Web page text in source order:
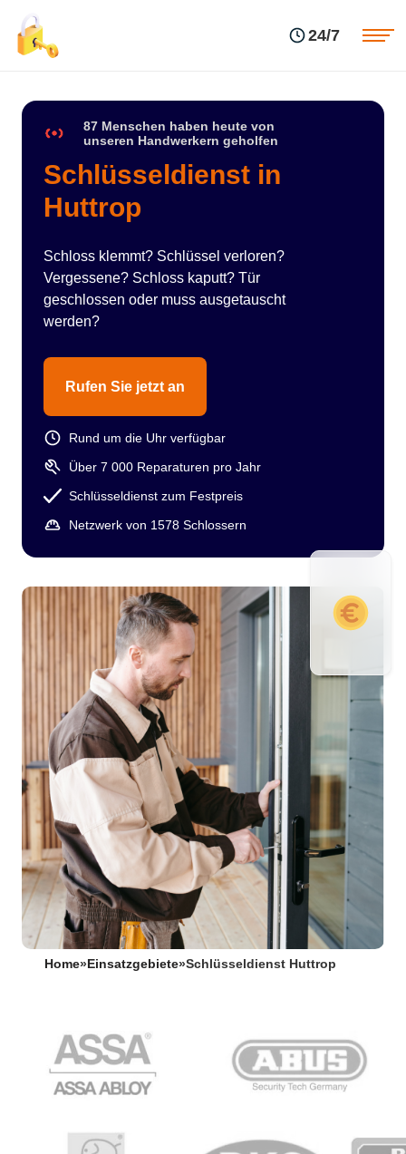
24/7
87 Menschen haben heute von
unseren Handwerkern geholfen
Schlüsseldienst in
Huttrop
Schloss klemmt? Schlüssel verloren?
Vergessene? Schloss kaputt? Tür
geschlossen oder muss ausgetauscht
werden?
Rufen Sie jetzt an
Rund um die Uhr verfügbar
Über 7 000 Reparaturen pro Jahr
Schlüsseldienst zum Festpreis
Netzwerk von 1578 Schlossern
Home» Einsatzgebiete»Schlüsseldienst Huttrop